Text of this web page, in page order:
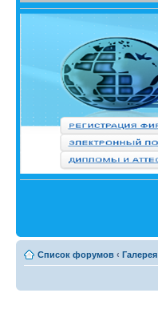
Список форумов ‹ Галерея